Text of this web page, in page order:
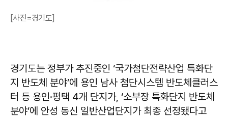
[사진=경기도]
경기도는 정부가 추진중인 ‘국가첨단전략산업 특화단
지 반도체 분야’에 용인 남사 첨단시스템 반도체클러스
터 등 용인·평택 4개 단지가, ‘소부장 특화단지 반도체
분야’에 안성 동신 일반산업단지가 최종 선정됐다고